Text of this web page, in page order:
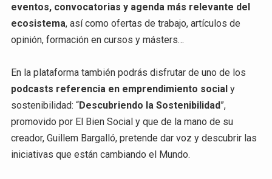
eventos, convocatorias y agenda más relevante del
ecosistema, así como ofertas de trabajo, artículos de
opinión, formación en cursos y másters…
En la plataforma también podrás disfrutar de uno de los
podcasts referencia en emprendimiento socialy
sostenibilidad: “Descubriendo la Sostenibilidad”,
promovido por El Bien Social y que de la mano de su
creador, Guillem Bargalló, pretende dar voz y descubrir las
iniciativas que están cambiando el Mundo.